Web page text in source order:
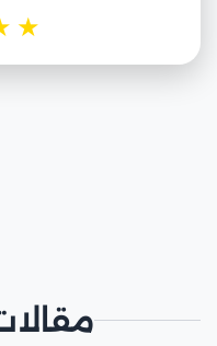
★